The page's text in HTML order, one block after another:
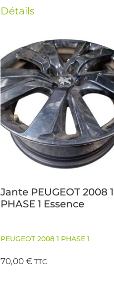
Détails
Jante PEUGEOT 2008 1
PHASE 1 Essence
PEUGEOT 2008 1 PHASE 1
70,00€ TTC